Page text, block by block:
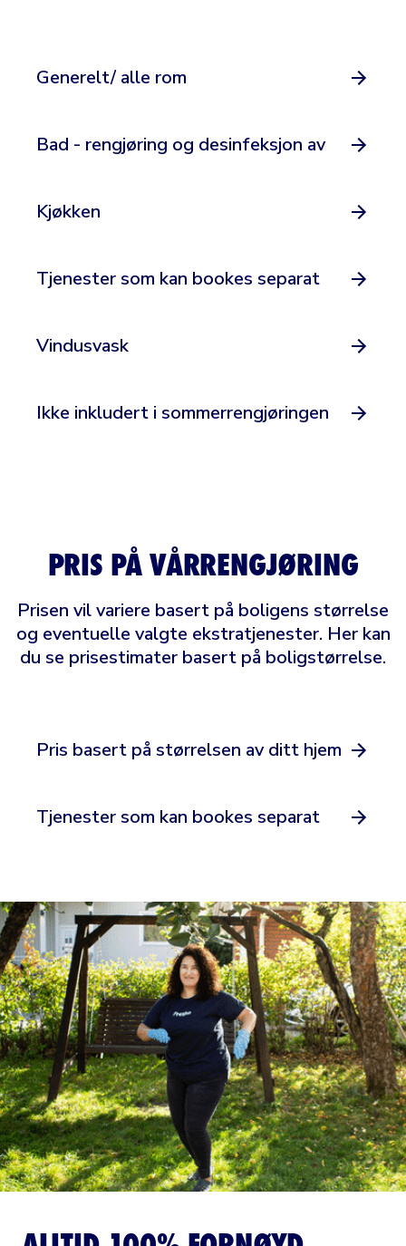
Generelt/ alle rom
Bad - rengjøring og desinfeksjon av
Kjøkken
Tjenester som kan bookes separat
Vindusvask
Ikke inkludert i sommerrengjøringen
PRIS PÅ VÅRRENGJØRING
Prisen vil variere basert på boligens størrelse
og eventuelle valgte ekstratjenester. Her kan
du se prisestimater basert på boligstørrelse.
Pris basert på størrelsen av ditt hjem
Tjenester som kan bookes separat